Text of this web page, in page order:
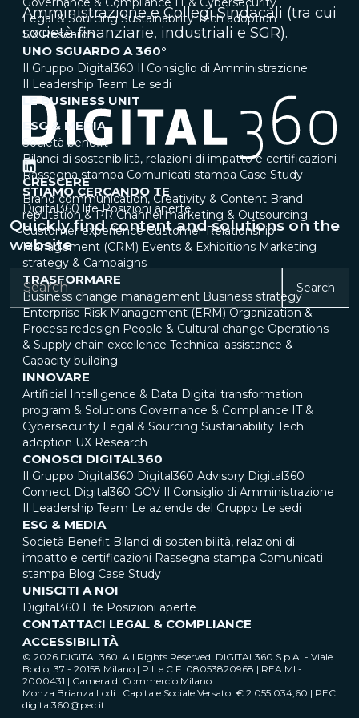
Legal & Sourcing Sustainability Tech adoption
UX Research
UNO SGUARDO A 360°
Il Gruppo Digital360 Il Consiglio di Amministrazione
Il Leadership Team Le sedi
LE BUSINESS UNIT
ESG & MEDIA
Società benefit
Bilanci di sostenibilità, relazioni di impatto e certificazioni
Rassegna stampa Comunicati stampa Case Study
STIAMO CERCANDO TE
Digital360 life Posizioni aperte
Quickly find content and solutions on the
website
Search
Amministrazione e Collegi Sindacali (tra cui
società finanziarie, industriali e SGR).
CRESCERE
Brand communication, Creativity & Content Brand
reputation & PR Channel marketing & Outsourcing
Customer experience Customer Relationship
Management (CRM) Events & Exhibitions Marketing
strategy & Campaigns
TRASFORMARE
Business change management Business strategy
Enterprise Risk Management (ERM) Organization &
Process redesign People & Cultural change Operations
& Supply chain excellence Technical assistance &
Capacity building
INNOVARE
Artificial Intelligence & Data Digital transformation
program & Solutions Governance & Compliance IT &
Cybersecurity Legal & Sourcing Sustainability Tech
adoption UX Research
CONOSCI DIGITAL360
Il Gruppo Digital360 Digital360 Advisory Digital360
Connect Digital360 GOV Il Consiglio di Amministrazione
Il Leadership Team Le aziende del Gruppo Le sedi
ESG & MEDIA
Società Benefit Bilanci di sostenibilità, relazioni di
impatto e certificazioni Rassegna stampa Comunicati
stampa Blog Case Study
UNISCITI A NOI
Digital360 Life Posizioni aperte
CONTATTACI LEGAL & COMPLIANCE
ACCESSIBILITÀ
© 2026 DIGITAL360. All Rights Reserved. DIGITAL360 S.p.A. - Viale
Bodio, 37 - 20158 Milano | P.I. e C.F. 08053820968 | REA MI -
2000431 | Camera di Commercio Milano
Monza Brianza Lodi | Capitale Sociale Versato: € 2.055.034,60 | PEC
digital360@pec.it